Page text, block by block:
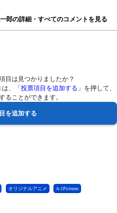
郎の詳細・すべてのコメントを見る
目は見つかりましたか？
、「 投票項目を追加する 」を押して、
ることができます。
オリジナルアニメ A-1Pictures